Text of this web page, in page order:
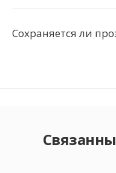
Сохраняется ли